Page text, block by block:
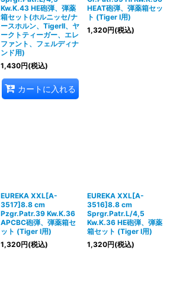
Kw.K.43 HE砲弾、弾薬
箱セット(ホルニッセ/ナ
ースホルン、TigerII、ヤ
ークトティーガー、エレ
ファント、フェルディナ
ンド用)
1,430円(税込)
カートに入れる
HEAT砲弾、弾薬箱セッ
ト (Tiger I用)
1,320円(税込)
EUREKA XXL[A-
3517]8.8 cm
Pzgr.Patr.39 Kw.K.36
APCBC砲弾、弾薬箱セ
ット (Tiger I用)
1,320円(税込)
EUREKA XXL[A-
3516]8.8 cm
Sprgr.Patr.L/4,5
Kw.K.36 HE砲弾、弾薬
箱セット (Tiger I用)
1,320円(税込)